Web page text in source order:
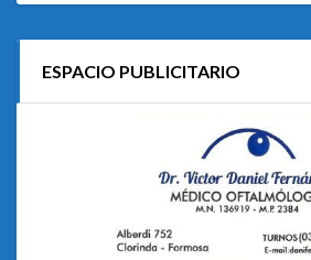
ESPACIO PUBLICITARIO